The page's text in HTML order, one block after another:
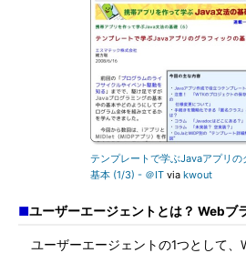
テンプレートで学ぶJavaアプリの
基本 (1/3) - ＠IT via kwout
■ユーザーエージェントとは？ Webブ
ユーザーエージェントの1つとして、